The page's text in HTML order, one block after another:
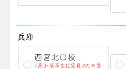
兵庫
西宮北口校
（高3・既卒生は定員のため受